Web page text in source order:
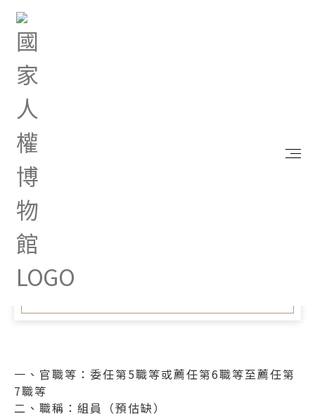
首頁
員徵才
Jul 01, 2026 |
管理中心綜合行政職系組員
徵才
一、官職等：委任第5職等或薦任第6職等至薦任第
7職等
二、職稱：組員（預估缺）